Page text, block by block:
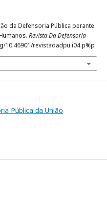
da Defensoria Pública perante
Revista Da Defensoria
10.46901/revistadadpu.i04.p%p
Pública da União